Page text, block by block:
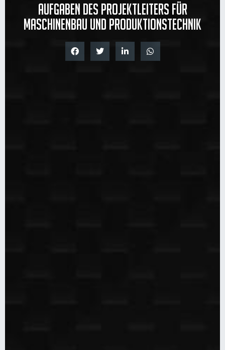
Aufgaben des Projektleiters für
Maschinenbau und Produktionstechnik